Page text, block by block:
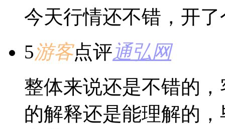
今天行情还不错，开
5游客点评通弘网
整体来说还是不错的
的解释还是能理解的